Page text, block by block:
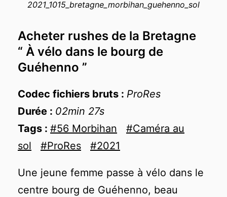
2021_1015_bretagne_morbihan_guehenno_sol
Acheter rushes de la Bretagne
“ À vélo dans le bourg de
Guéhenno ”
Codec fichiers bruts : ProRes
Durée : 02min 27s
Tags : #56 Morbihan
#Caméra au
sol
#ProRes #2021
Une jeune femme passe à vélo dans le
centre bourg de Guéhenno, beau